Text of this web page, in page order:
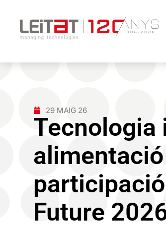
29 MAIG 26
Tecnologia
Future